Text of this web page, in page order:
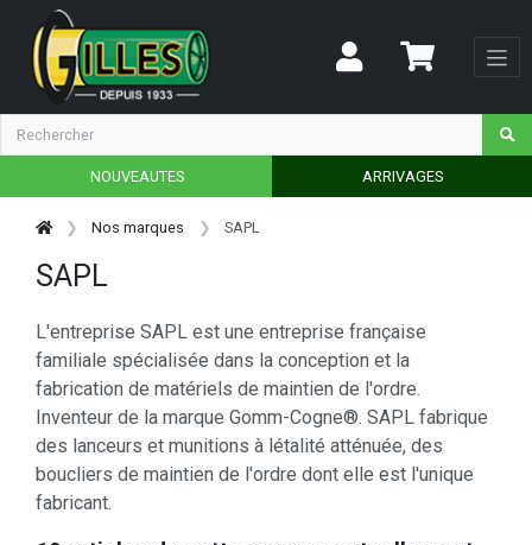
NOUVEAUTES ARRIVAGES
Nos marques SAPL
SAPL
L'entreprise SAPL est une entreprise française
familiale spécialisée dans la conception et la
fabrication de matériels de maintien de l'ordre.
Inventeur de la marque Gomm-Cogne®. SAPL fabrique
des lanceurs et munitions à létalité atténuée, des
boucliers de maintien de l'ordre dont elle est l'unique
fabricant.